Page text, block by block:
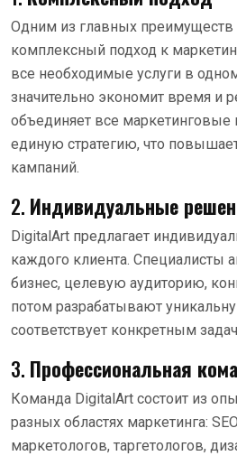
Одним из главных преимуществ
комплексный подход к
все необходимые услуги в
значительно экономит время и
объединяет все маркетинговые
единую стратегию, что
кампаний.
2. Индивидуальные
DigitalArt предлагает
каждого клиента. Специалисты
бизнес, целевую аудиторию,
потом разрабатывают
соответствует конкретным
3. Профессиональная
Команда DigitalArt состоит из
разных областях маркетинга:
маркетологов, таргетологов,